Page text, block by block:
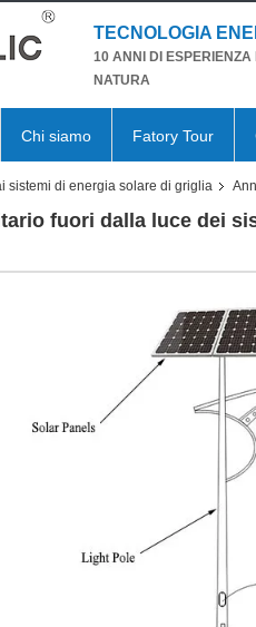
TECNOLOGIA
10 ANNI DI
NATURA
Chi siamo Fatory Tour
sistemi di energia solare di griglia
fuori dalla luce dei